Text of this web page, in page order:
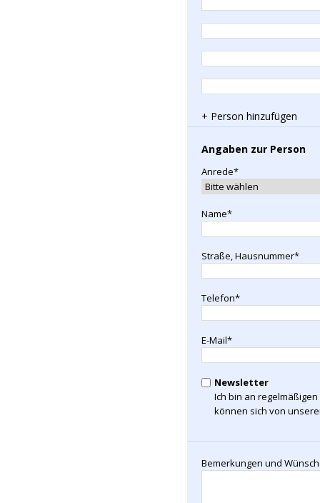
+ Person hinzufügen
Angaben zur Person
Anrede*
Name*
Straße, Hausnummer*
Telefon*
E-Mail*
Newsletter
Ich bin an
können sich von
Bemerkungen und